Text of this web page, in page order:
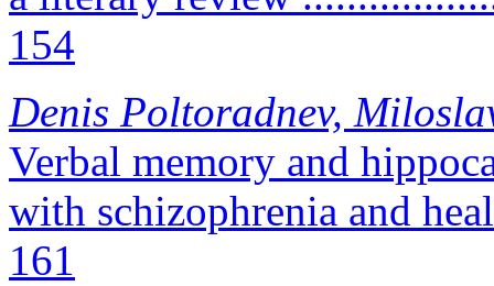
154
Denis Poltoradnev,
Verbal memory and
with schizophrenia and
161